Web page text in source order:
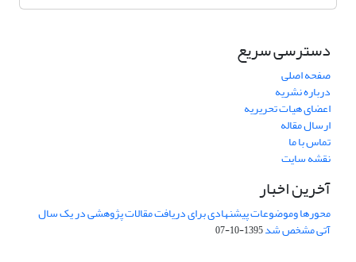
دسترسی سریع
صفحه اصلی
درباره نشریه
اعضای هیات تحریریه
ارسال مقاله
تماس با ما
نقشه سایت
آخرین اخبار
محورها وموضوعات پیشنهادی برای دریافت مقالات پژوهشی در یک سال
آتی مشخص شد1395-10-07